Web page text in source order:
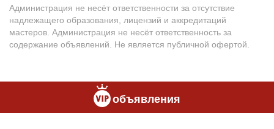
Администрация не несёт ответственности за отсутствие
надлежащего образования, лицензий и аккредитаций
мастеров. Администрация не несёт ответственность за
содержание объявлений. Не является публичной офертой.
объявления